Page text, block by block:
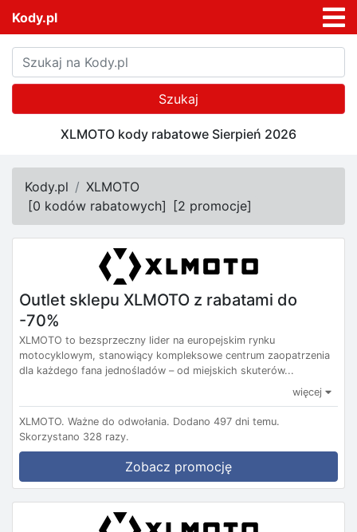
Kody.pl
Szukaj
XLMOTO kody rabatowe Sierpień 2026
Kody.pl
XLMOTO
[0 kodów rabatowych] [2 promocje]
Outlet sklepu XLMOTO z rabatami do
-70%
XLMOTO to bezsprzeczny lider na europejskim rynku
motocyklowym, stanowiący kompleksowe centrum zaopatrzenia
dla każdego fana jednośladów – od miejskich skuterów...
więcej
XLMOTO. Ważne do odwołania. Dodano 497 dni temu.
Skorzystano 328 razy.
Zobacz promocję